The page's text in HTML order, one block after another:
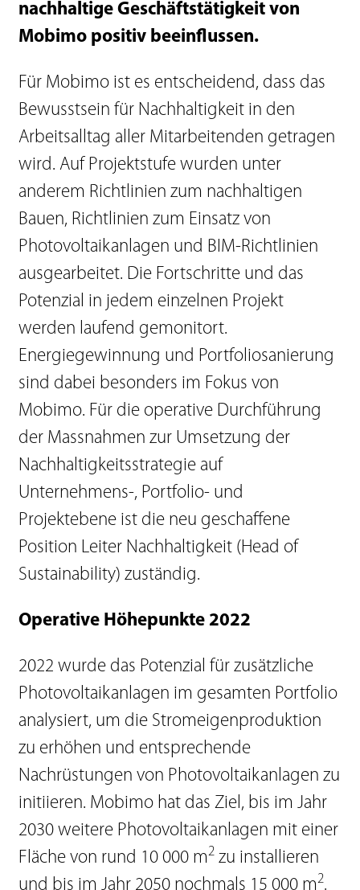
nachhaltige Geschäftstätigkeit von
Mobimo positiv beeinflussen.
Für Mobimo ist es entscheidend, dass das
Bewusstsein für Nachhaltigkeit in den
Arbeitsalltag aller Mitarbeitenden getragen
wird. Auf Projektstufe wurden unter
anderem Richtlinien zum nachhaltigen
Bauen, Richtlinien zum Einsatz von
Photovoltaikanlagen und BIM-Richtlinien
ausgearbeitet. Die Fortschritte und das
Potenzial in jedem einzelnen Projekt
werden laufend gemonitort.
Energiegewinnung und Portfoliosanierung
sind dabei besonders im Fokus von
Mobimo. Für die operative Durchführung
der Massnahmen zur Umsetzung der
Nachhaltigkeitsstrategie auf
Unternehmens-, Portfolio- und
Projektebene ist die neu geschaffene
Position Leiter Nachhaltigkeit (Head of
Sustainability) zuständig.
Operative Höhepunkte 2022
2022 wurde das Potenzial für zusätzliche
Photovoltaikanlagen im gesamten Portfolio
analysiert, um die Stromeigenproduktion
zu erhöhen und entsprechende
Nachrüstungen von Photovoltaikanlagen zu
initiieren. Mobimo hat das Ziel, bis im Jahr
2030 weitere Photovoltaikanlagen mit einer
Fläche von rund 10 000 m2 zu installieren
und bis im Jahr 2050 nochmals 15 000 m2.